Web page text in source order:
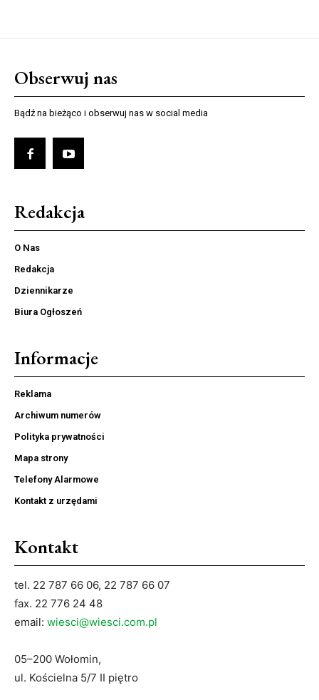
Obserwuj nas
Bądź na bieżąco i obserwuj nas w social media
Redakcja
O Nas
Redakcja
Dziennikarze
Biura Ogłoszeń
Informacje
Reklama
Archiwum numerów
Polityka prywatności
Mapa strony
Telefony Alarmowe
Kontakt z urzędami
Kontakt
tel. 22 787 66 06, 22 787 66 07
fax. 22 776 24 48
email: wiesci@wiesci.com.pl
05–200 Wołomin,
ul. Kościelna 5/7 II piętro